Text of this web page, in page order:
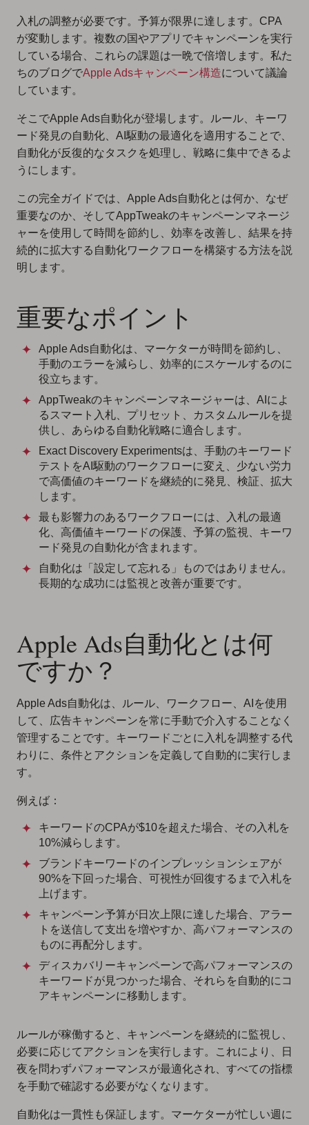
入札の調整が必要です。予算が限界に達します。CPA
が変動します。複数の国やアプリでキャンペーンを実行
している場合、これらの課題は一晩で倍増します。私た
ちのブログでApple Adsキャンペーン構造について議論
しています。
そこでApple Ads自動化が登場します。ルール、キーワ
ード発見の自動化、AI駆動の最適化を適用することで、
自動化が反復的なタスクを処理し、戦略に集中できるよ
うにします。
この完全ガイドでは、Apple Ads自動化とは何か、なぜ
重要なのか、そしてAppTweakのキャンペーンマネージ
ャーを使用して時間を節約し、効率を改善し、結果を持
続的に拡大する自動化ワークフローを構築する方法を説
明します。
重要なポイント
Apple Ads自動化は、マーケターが時間を節約し、
手動のエラーを減らし、効率的にスケールするのに
役立ちます。
AppTweakのキャンペーンマネージャーは、AIによ
るスマート入札、プリセット、カスタムルールを提
供し、あらゆる自動化戦略に適合します。
Exact Discovery Experimentsは、手動のキーワード
テストをAI駆動のワークフローに変え、少ない労力
で高価値のキーワードを継続的に発見、検証、拡大
します。
最も影響力のあるワークフローには、入札の最適
化、高価値キーワードの保護、予算の監視、キーワ
ード発見の自動化が含まれます。
自動化は「設定して忘れる」ものではありません。
長期的な成功には監視と改善が重要です。
Apple Ads自動化とは何
ですか？
Apple Ads自動化は、ルール、ワークフロー、AIを使用
して、広告キャンペーンを常に手動で介入することなく
管理することです。キーワードごとに入札を調整する代
わりに、条件とアクションを定義して自動的に実行しま
す。
例えば：
キーワードのCPAが$10を超えた場合、その入札を
10%減らします。
ブランドキーワードのインプレッションシェアが
90%を下回った場合、可視性が回復するまで入札を
上げます。
キャンペーン予算が日次上限に達した場合、アラー
トを送信して支出を増やすか、高パフォーマンスの
ものに再配分します。
ディスカバリーキャンペーンで高パフォーマンスの
キーワードが見つかった場合、それらを自動的にコ
アキャンペーンに移動します。
ルールが稼働すると、キャンペーンを継続的に監視し、
必要に応じてアクションを実行します。これにより、日
夜を問わずパフォーマンスが最適化され、すべての指標
を手動で確認する必要がなくなります。
自動化は一貫性も保証します。マーケターが忙しい週に